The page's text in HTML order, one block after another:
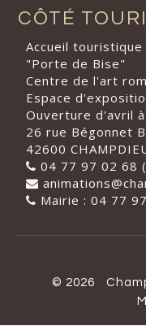
CÔTÉ
Accueil touristique
"Porte de Bise"
Centre de l'art
Espace
Ouverture d'avril
26 rue Bégonnet
42600
04 77 97 02 68
Mairie : 04 77
© 2026